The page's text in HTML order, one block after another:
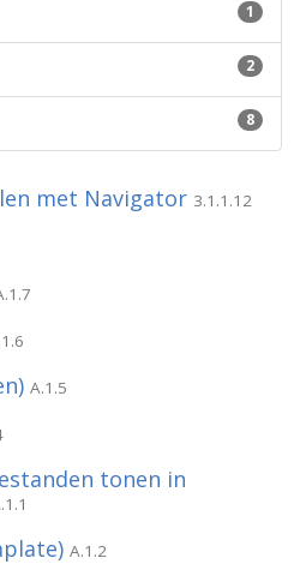
1
2
8
met Navigator 3.1.1.12
A.1.5
tonen in
A.1.2